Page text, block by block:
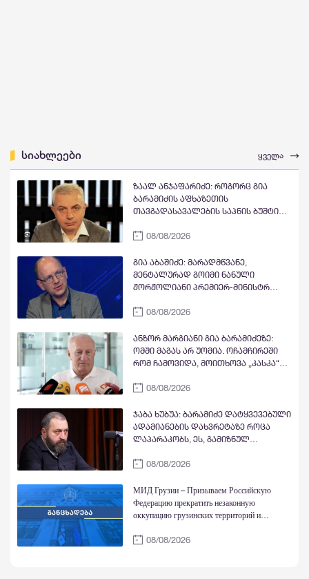
სიახლეები ყველა
ზაალ ანჯაფარიძე: როგორც გია
ბარამიძის აფხაზეთის
თავგადასავალების საპნის ბუშტი
მიშა მშვილდაძის ვითომ რუსეთთან
ცოტა ხანში ვიხილავთ სხვა ვითომ
"ანტირუსების" მითების და ბუშტების
გასკდომის სერიას
08/08/2026
გია აბაშიძე: მარადმწვანე,
მენტალურად გოიმი ნანული
ჟორჟოლიანი პრემიერ-მინისტრ
შხამიან არსებას ჰგონია, რომ
ნაცჯალათ ერეკლე კოდუას ხანა
დადგება საქართველოში
08/08/2026
ანზორ მარგიანი გია ბარამიძეზე:
ომში მაგას არ უომია. ოჩამჩირეში
რომ ჩამოვიდა, მოითხოვა „კასკა“
დადიოდა, სურათებს იღებდა და
ტყუილი თქვა, რომ ქართველები
ტყვეებს ხვრეტდნენო
08/08/2026
ჯაბა ხუბუა: ბარამიძე დატყვევებული
ადამიანების დახვრეტაზე როცა
ლაპარაკობს, ეს, გამიზნულ
ქვეცნობიერის ამოძახილია -
მიკუთვნების აქტი
08/08/2026
МИД Грузии – Призываем Российскую
Федерацию прекратить незаконную
оккупацию грузинских территорий и
аннексию
08/08/2026